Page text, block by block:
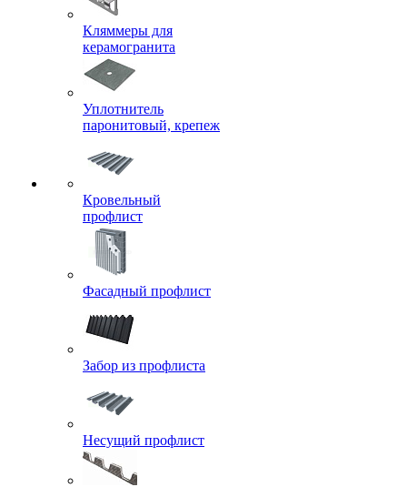
Кляммеры для
керамогранита
Уплотнитель
паронитовый, крепеж
Кровельный
профлист
Фасадный профлист
Забор из профлиста
Несущий профлист